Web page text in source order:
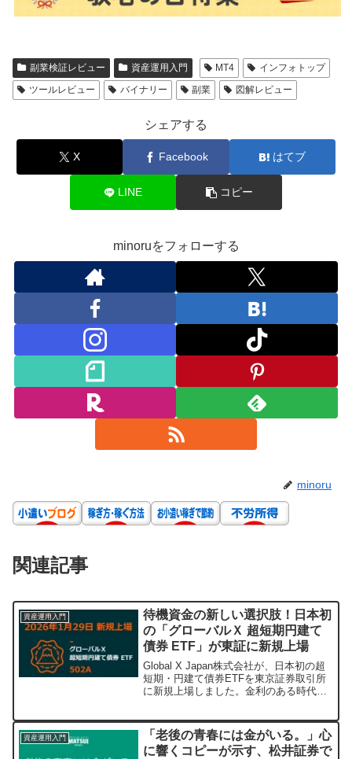
副業検証レビュー 資産運用入門 MT4
インフォトップ
ツールレビュー
バイナリー 副業 図解レビュー
シェアする
X Facebook はてブ
LINE コピー
minoruをフォローする
minoru
関連記事
資産運用入門
待機資金の新しい選択肢！日本初
の「グローバルＸ 超短期円建て
債券 ETF」が東証に新規上場
Global X Japan株式会社が、日本初の超
短期・円建て債券ETFを東京証券取引所
に新規上場しました。金利のある時代が
いて、その魅力と活用法をわかりやすく
ご紹介します。
資産運用入門
「老後の青春には金がいる。」心
に響くコピーが示す、松井証券で